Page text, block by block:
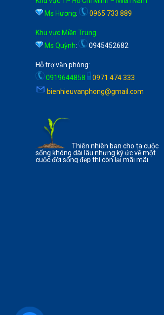
Ms Hương: 0965 733 889
Khu vực Miền Trung
Ms Quỳnh: 0945452682
Hỗ trợ văn phòng:
0919644858
0971 474 333
bienhieuvanphong@gmail.com
Thiên nhiên ban cho ta cuộc
sống không dài lâu nhưng ký ức về một
cuộc đời sống đẹp thì còn lại mãi mãi